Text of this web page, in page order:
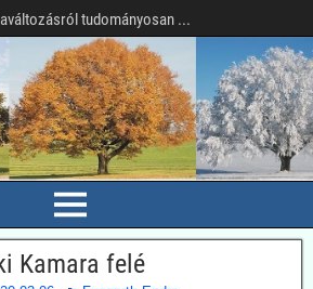
tudományosan ...
Kamara felé